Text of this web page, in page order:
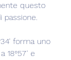
questo
passione.
forma uno
18°57' e